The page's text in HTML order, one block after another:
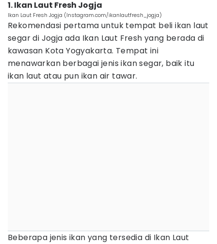
1. Ikan Laut Fresh Jogja
Ikan Laut Fresh Jogja (Instagram.com/ikanlautfresh_jogja)
Rekomendasi pertama untuk tempat beli ikan laut
segar di Jogja ada Ikan Laut Fresh yang berada di
kawasan Kota Yogyakarta. Tempat ini
menawarkan berbagai jenis ikan segar, baik itu
ikan laut atau pun ikan air tawar.
Beberapa jenis ikan yang tersedia di Ikan Laut